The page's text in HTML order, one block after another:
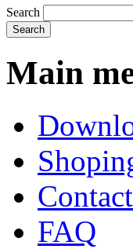
Search
Main
FAQ